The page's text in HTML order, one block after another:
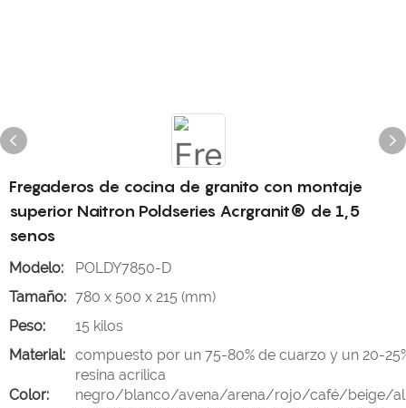
Fregaderos de cocina de granito con montaje
superior Naitron Poldseries Acrgranit® de 1,5
senos
Modelo:
POLDY7850-D
Tamaño: 780 x 500 x 215 (mm)
Peso:
15 kilos
Material: compuesto por un 75-80% de cuarzo y un 20-
resina acrílica
Color:
negro/blanco/avena/arena/rojo/café/beige/